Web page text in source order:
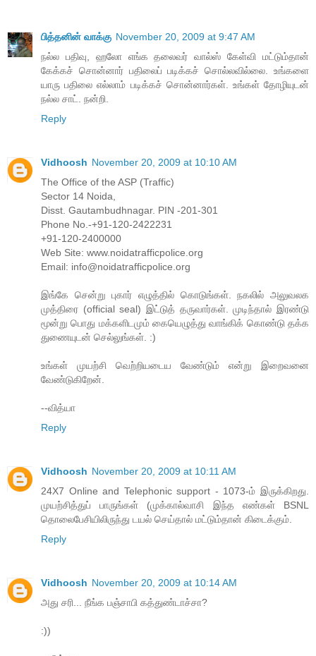
பித்தனின் வாக்கு November 20, 2009 at 9:47 AM
நல்ல பதிவு, ஹலோ எங்க தலைவர் வால்ஸ் கேள்வி மட்டும்தான்
கேக்கச் சொன்னார் பதிலைப் படிக்கச் சொல்லவில்லை. உங்களை
யாரு பதிலை எல்லாம் படிக்கச் சொன்னார்கள். உங்கள் தோழியுடன்
நல்ல சாட். நன்றி.
Reply
Vidhoosh November 20, 2009 at 10:10 AM
The Office of the ASP (Traffic)
Sector 14 Noida,
Disst. Gautambudhnagar. PIN -201-301
Phone No.-+91-120-2422231
+91-120-2400000
Web Site: www.noidatrafficpolice.org
Email: info@noidatrafficpolice.org
இங்கே சென்று புகார் எழுத்தில் கொடுங்கள். நகலில் அலுவலக
முத்திரை (official seal) இட்டுத் தருவார்கள். முடிந்தால் இரண்டு
மூன்று பொது மக்களிடமும் கையெழுத்து வாங்கிக் கொண்டு தக்க
துணையுடன் செல்லுங்கள். :)
உங்கள் முயற்சி வெற்றியடைய வேண்டும் என்று இறைவனை
வேண்டுகிறேன்.
--வித்யா
Reply
Vidhoosh November 20, 2009 at 10:11 AM
24X7 Online and Telephonic support - 1073-ம் இருக்கிறது.
முயற்சித்துப் பாருங்கள் (முக்கால்வாசி இந்த எண்கள் BSNL
தொலைபேசியிலிருந்து டயல் செய்தால் மட்டும்தான் கிடைக்கும்.
Reply
Vidhoosh November 20, 2009 at 10:14 AM
அது சரி... நீங்க பஞ்சாபி கத்துண்டாச்சா?
:))